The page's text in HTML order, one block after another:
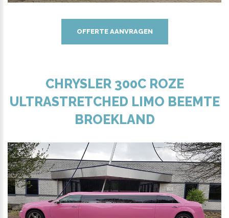
OFFERTE AANVRAGEN
CHRYSLER 300C ROZE
ULTRASTRETCHED LIMO BEEMTE
BROEKLAND